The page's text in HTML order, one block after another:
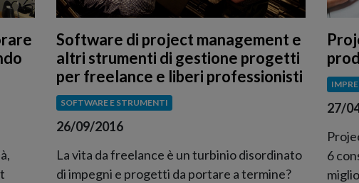
Software di project management e
altri strumenti di gestione progetti
per freelance e liberi professionisti
SOFTWARE E STRUMENTI
26/09/2016
La vita da freelance è un turbinio disordinato
di impegni e progetti da portare a termine?
27/
6